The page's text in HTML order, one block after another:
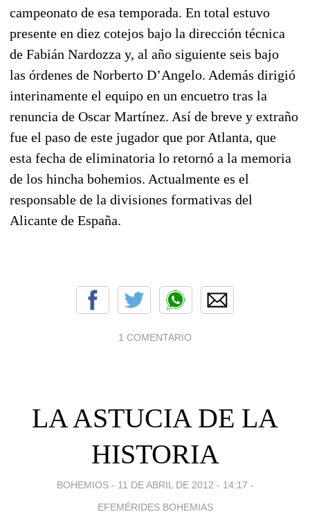
campeonato de esa temporada. En total estuvo
presente en diez cotejos bajo la dirección técnica
de Fabián Nardozza y, al año siguiente seis bajo
las órdenes de Norberto D’Angelo. Además dirigió
interinamente el equipo en un encuetro tras la
renuncia de Oscar Martínez. Así de breve y extraño
fue el paso de este jugador que por Atlanta, que
esta fecha de eliminatoria lo retornó a la memoria
de los hincha bohemios. Actualmente es el
responsable de la divisiones formativas del
Alicante de España.
1 COMENTARIO
LA ASTUCIA DE LA
HISTORIA
BOHEMIOS - 11 DE ABRIL DE 2012 - 14:17 -
EFEMÉRIDES BOHEMIAS